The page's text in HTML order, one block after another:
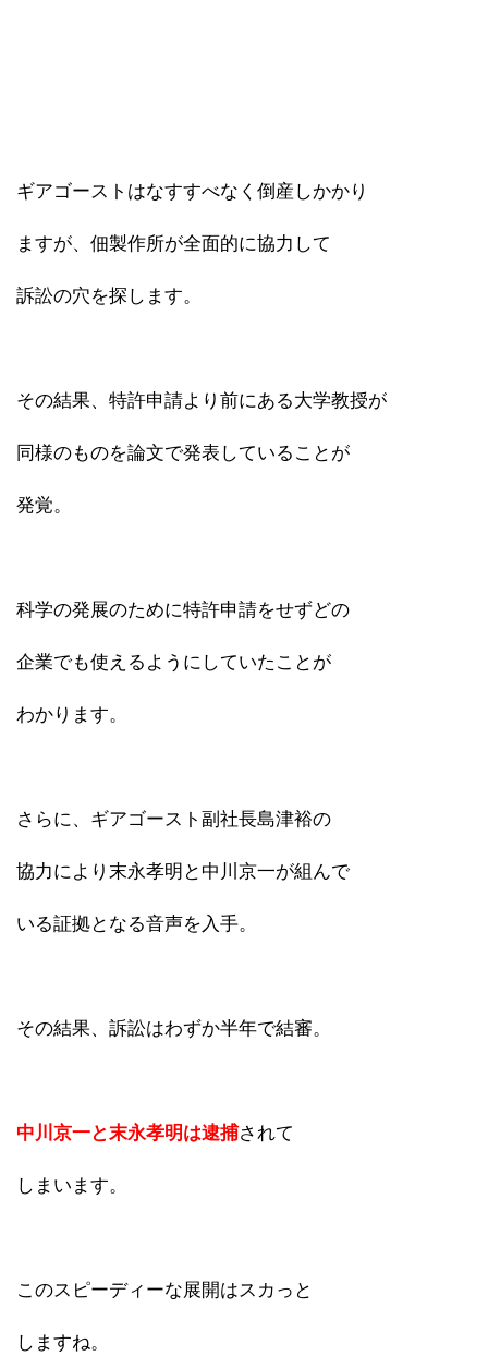
ギアゴーストはなすすべなく倒産しかかり
ますが、佃製作所が全面的に協力して
訴訟の穴を探します。
その結果、特許申請より前にある大学教授が
同様のものを論文で発表していることが
発覚。
科学の発展のために特許申請をせずどの
企業でも使えるようにしていたことが
わかります。
さらに、ギアゴースト副社長島津裕の
協力により末永孝明と中川京一が組んで
いる証拠となる音声を入手。
その結果、訴訟はわずか半年で結審。
中川京一と末永孝明は逮捕されて
しまいます。
このスピーディーな展開はスカっと
しますね。